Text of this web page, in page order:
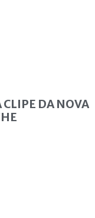
DA NOVA